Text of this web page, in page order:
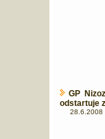
GP
odstartuje
28.6.2008